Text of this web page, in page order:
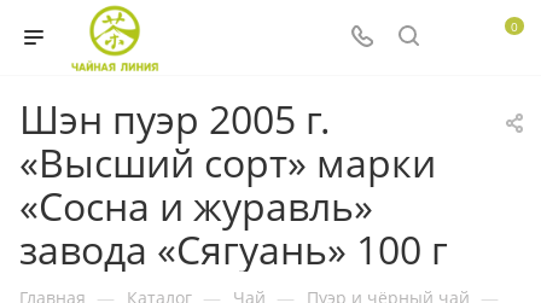
0
Шэн пуэр 2005 г.
«Высший сорт» марки
«Сосна и журавль»
завода «Сягуань» 100 г
Главная — Каталог — Чай — Пуэр и чёрный чай —